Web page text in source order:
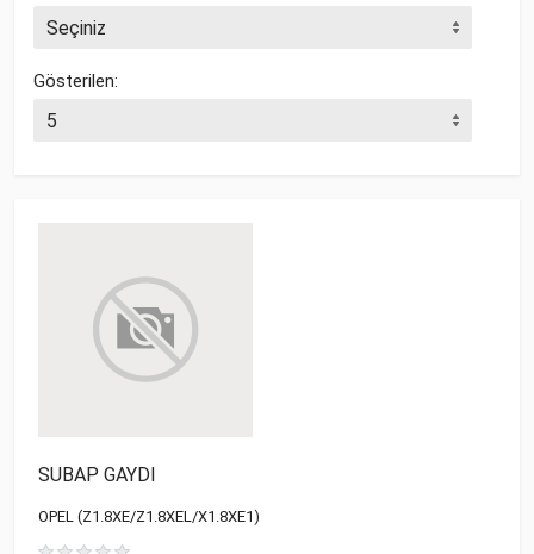
Gösterilen:
SUBAP GAYDI
OPEL (Z1.8XE/Z1.8XEL/X1.8XE1)